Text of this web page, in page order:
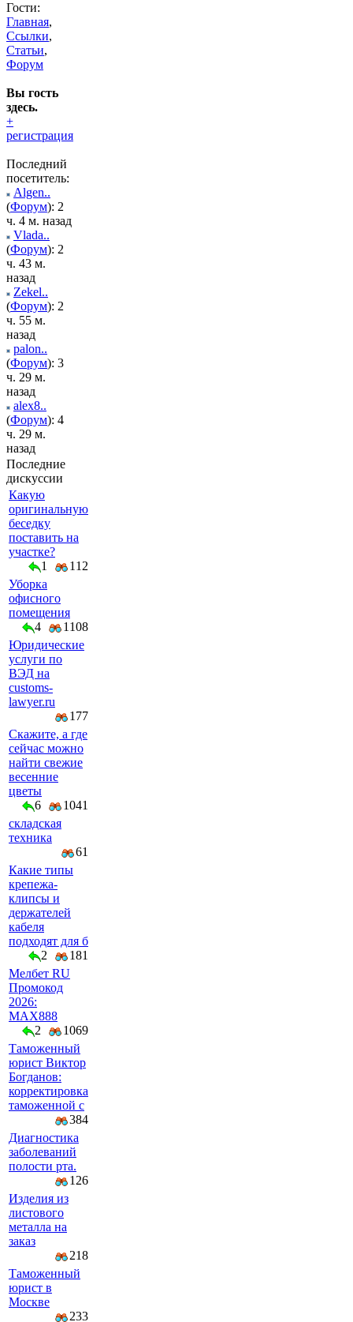
Гости:
Главная,
Ссылки,
Статьи,
Форум
Вы гость
здесь.
+
регистрация
Последний
посетитель:
Algen..
(Форум): 2
ч. 4 м. назад
Vlada..
(Форум): 2
ч. 43 м.
назад
Zekel..
(Форум): 2
ч. 55 м.
назад
palon..
(Форум): 3
ч. 29 м.
назад
alex8..
(Форум): 4
ч. 29 м.
назад
Последние
дискуссии
Какую
оригинальную
беседку
поставить на
участке?
1
112
Уборка
офисного
помещения
4
1108
Юридические
услуги по
ВЭД на
customs-
lawyer.ru
177
Скажите, а где
сейчас можно
найти свежие
весенние
цветы
6
1041
складская
техника
61
Какие типы
крепежа-
клипсы и
держателей
кабеля
подходят для б
2
181
Мелбет RU
Промокод
2026:
MAX888
2
1069
Таможенный
юрист Виктор
Богданов:
корректировка
таможенной с
384
Диагностика
заболеваний
полости рта.
126
Изделия из
листового
металла на
заказ
218
Таможенный
юрист в
Москве
233